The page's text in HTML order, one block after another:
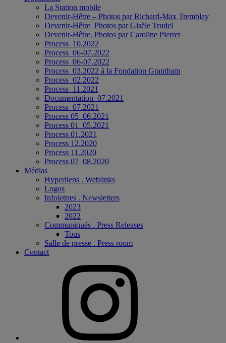
La Station mobile
Devenir-Hêtre – Photos par Richard-Max Tremblay
Devenir-Hêtre_Photos par Gisèle Trudel
Devenir-Hêtre. Photos par Caroline Pierret
Process_10.2022
Process_06-07.2022
Process_06-07.2022
Process_03.2022 à la Fondation Grantham
Process_02.2022
Process_11.2021
Documentation_07.2021
Process_07.2021
Process 05_06.2021
Process 01_05.2021
Process 01.2021
Process 12.2020
Process 11.2020
Process 07_08.2020
Médias
Hyperliens . Weblinks
Logos
Infolettres . Newsletters
2023
2022
Communiqués . Press Releases
Tous
Salle de presse . Press room
Contact